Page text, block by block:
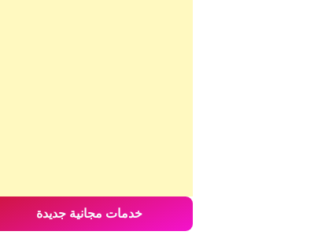
خدمات مجانية جديدة